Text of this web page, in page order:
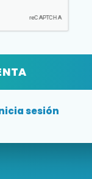
sesión